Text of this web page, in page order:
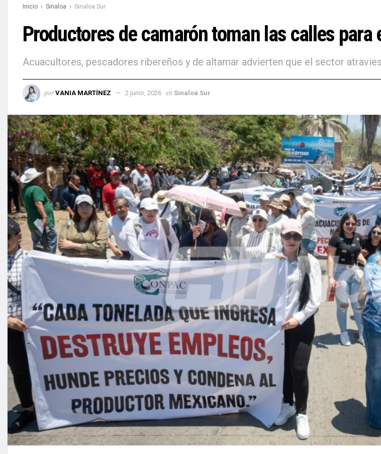
Inicio Sinaloa Sinaloa Sur
Productores de camarón toman las calles
Acuacultores, pescadores ribereños y de altamar advierten que el sector
por VANIA MARTÍNEZ 2 junio, 2026 en Sinaloa Sur